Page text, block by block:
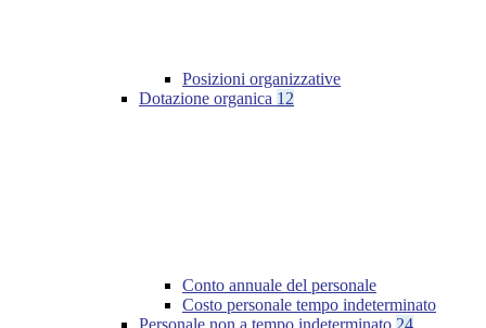
Posizioni organizzative
Dotazione organica 12
Conto annuale del personale
Costo personale tempo indeterminato